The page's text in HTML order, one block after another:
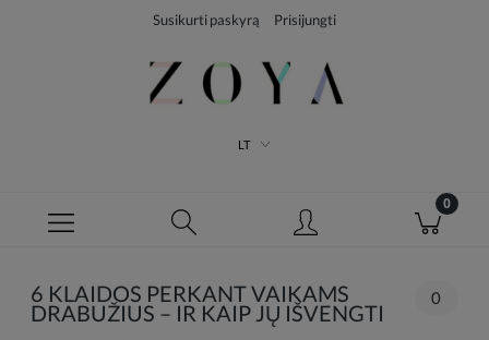
Susikurti paskyrą Prisijungti
LT
6 KLAIDOS PERKANT VAIKAMS
DRABUŽIUS – IR KAIP JŲ IŠVENGTI
0